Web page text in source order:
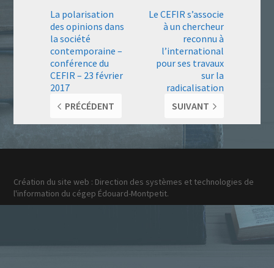
La polarisation
des opinions dans
la société
contemporaine –
conférence du
CEFIR – 23 février
2017
PRÉCÉDENT
Le CEFIR s’associe
à un chercheur
reconnu à
l’international
pour ses travaux
sur la
radicalisation
SUIVANT
Création du site web : Direction des systèmes et technologies de
l'information du cégep Édouard-Montpetit.